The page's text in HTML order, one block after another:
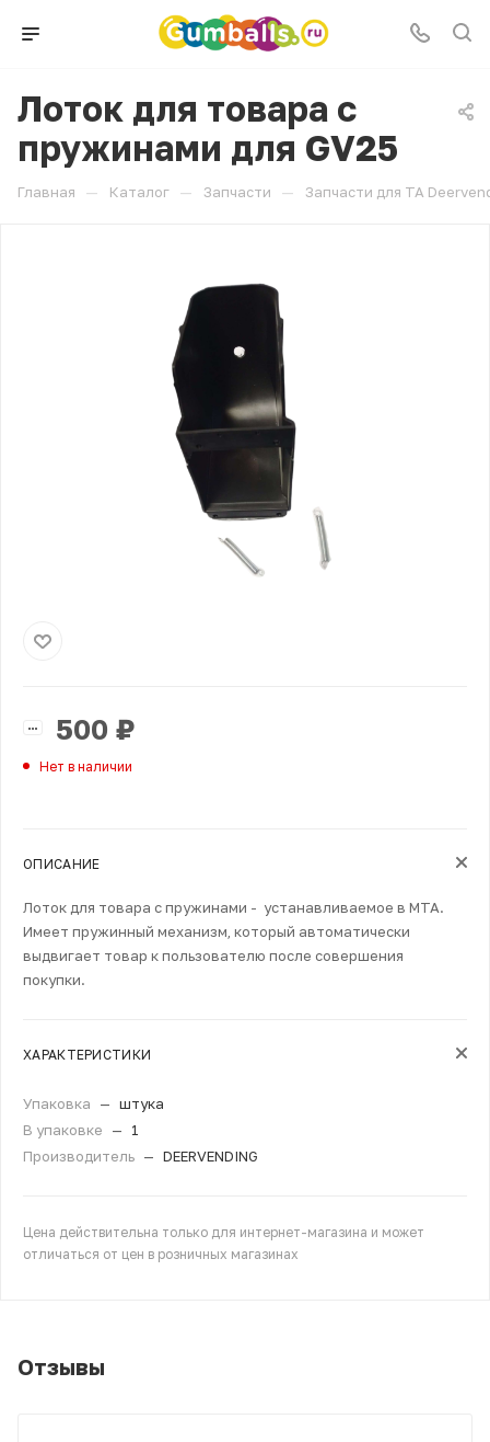
Лоток для товара с
пружинами для GV25
Главная — Каталог — Запчасти — Запчасти для ТА
500 ₽
Нет в наличии
ОПИСАНИЕ
Лоток для товара с пружинами - устанавливаемое в МТА.
Имеет пружинный механизм, который автоматически
выдвигает товар к пользователю после совершения
покупки.
ХАРАКТЕРИСТИКИ
Упаковка — штука
В упаковке
—
1
Производитель — DEERVENDING
Цена действительна только для интернет-магазина и может
отличаться от цен в розничных магазинах
Отзывы